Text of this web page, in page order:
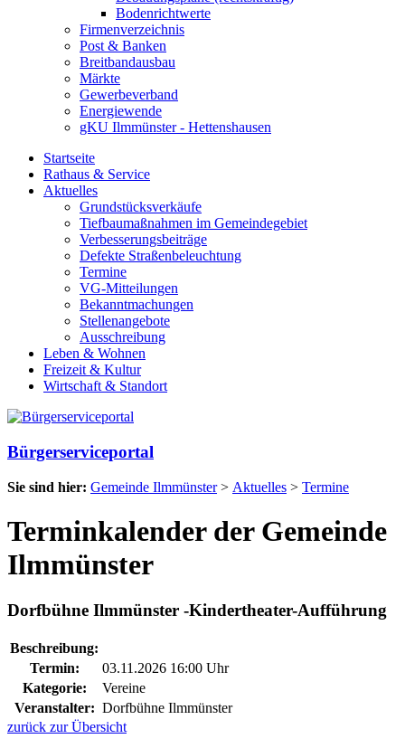
Bodenrichtwerte
Firmenverzeichnis
Post & Banken
Breitbandausbau
Märkte
Gewerbeverband
Energiewende
gKU Ilmmünster - Hettenshausen
Startseite
Rathaus & Service
Aktuelles
Grundstücksverkäufe
Tiefbaumaßnahmen im Gemeindegebiet
Verbesserungsbeiträge
Defekte Straßenbeleuchtung
Termine
VG-Mitteilungen
Bekanntmachungen
Stellenangebote
Ausschreibung
Leben & Wohnen
Freizeit & Kultur
Wirtschaft & Standort
Bürgerserviceportal
Sie sind hier: Gemeinde Ilmmünster> Aktuelles > Termine
Terminkalender der Gemeinde
Ilmmünster
Dorfbühne Ilmmünster -Kindertheater-Aufführung
Beschreibung:
Termin:
03.11.2026 16:00 Uhr
Kategorie:
Vereine
Veranstalter: Dorfbühne Ilmmünster
zurück zur Übersicht